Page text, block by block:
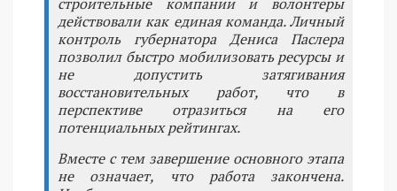
действовали как единая команда. Личный
контроль губернатора Дениса Паслера
позволил быстро мобилизовать ресурсы и
не допустить затягивания
восстановительных работ, что в
перспективе отразиться на его
потенциальных рейтингах.
Вместе с тем завершение основного этапа
не означает, что работа закончена.